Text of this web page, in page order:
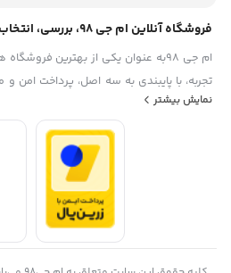
فروشگاه آنلاین ام جی 98، بررسی، انتخاب و خرید آنلاین
ام جی 98به عنوان یکی از بهترین
ساعته و تضمین اصل‌بودن کالا موفق شده
ایران، به یکی از بهترین فروشگاه اینترنتی
سایت ام جی 98 با دنیایی از کالا
ذهن شما خطور می‌کند در اینجا پیدا
نمایش بیشتر